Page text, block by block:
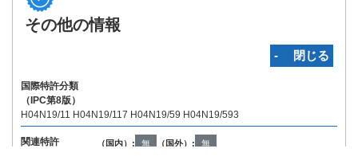
その他の情報
‐ 閉じる
国際特許分類
（IPC第8版）
H04N19/11 H04N19/117 H04N19/59 H04N19/593
関連特許 （国内）: 無 （国外）: 無